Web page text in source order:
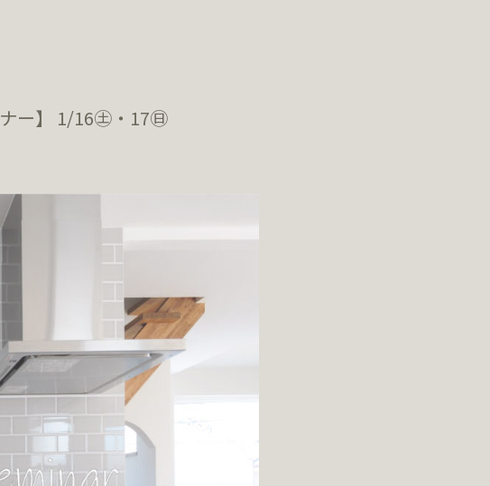
ー】 1/16㊏・17㊐